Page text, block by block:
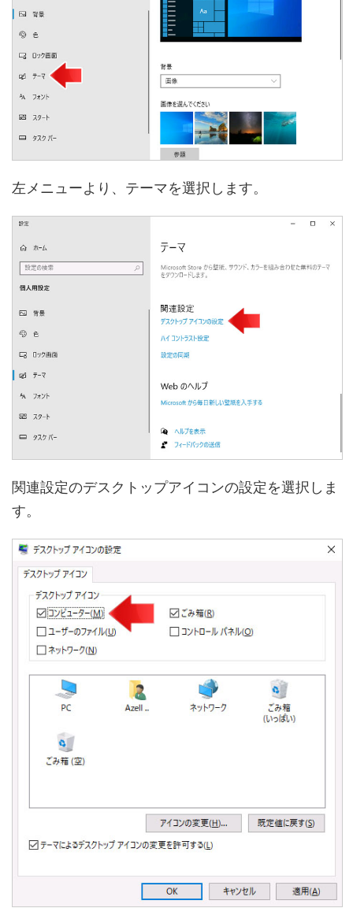
左メニューより、テーマを選択します。
関連設定のデスクトップアイコンの設定を選択しま
す。